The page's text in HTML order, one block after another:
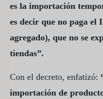
es la importación
es decir que no paga el
agregado), que no se
tiendas”.
Con el decreto, enfatizó:
importación de